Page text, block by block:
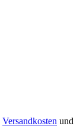
Versandkosten und